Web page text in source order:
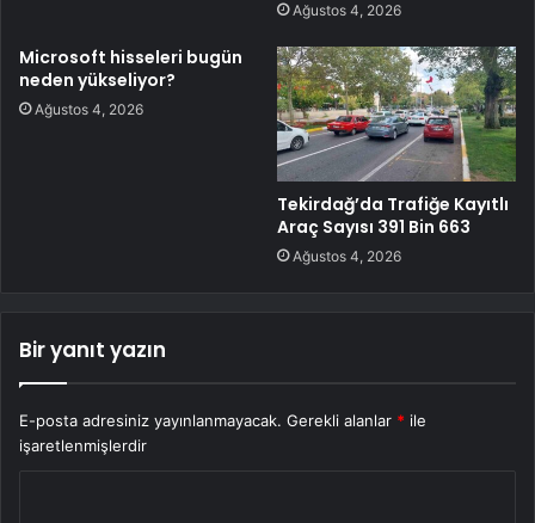
Ağustos 4, 2026
Microsoft hisseleri bugün
neden yükseliyor?
Ağustos 4, 2026
Tekirdağ’da Trafiğe Kayıtlı
Araç Sayısı 391 Bin 663
Ağustos 4, 2026
Bir yanıt yazın
E-posta adresiniz yayınlanmayacak. Gerekli alanlar * ile
işaretlenmişlerdir